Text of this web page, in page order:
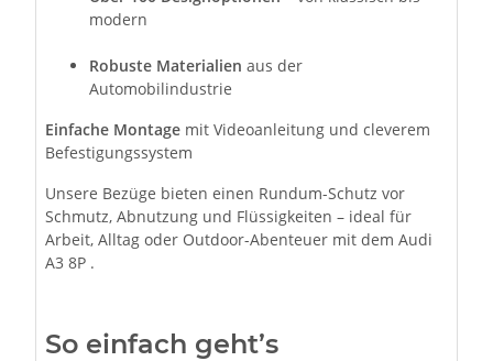
modern
Robuste Materialien aus der
Automobilindustrie
Einfache Montage mit Videoanleitung und cleverem
Befestigungssystem
Unsere Bezüge bieten einen Rundum-Schutz vor
Schmutz, Abnutzung und Flüssigkeiten – ideal für
Arbeit, Alltag oder Outdoor-Abenteuer mit dem Audi
A3 8P .
So einfach geht’s